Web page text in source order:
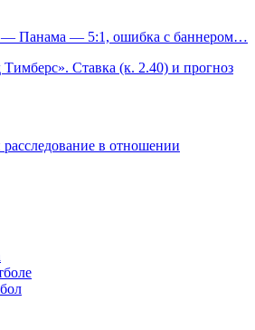
Панама — 5:1, ошибка с баннером…
Ставка (к. 2.40) и прогноз
в отношении